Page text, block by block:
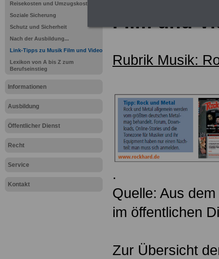
Reisekosten und Umzugskosten
Soziale Sicherung
Schutz und Sicherheit
Nach der Ausbildung...
Link-Tipps zu Musik Film und Video
Lexikon von A bis Z zum
Berufseinstieg
Informationen
Ausbildung
Öffentlicher Dienst
Recht
Service
Kontakt
Film und
Rubrik Musik:
.
Quelle: Aus
im öffentlichen
Zur Übersicht